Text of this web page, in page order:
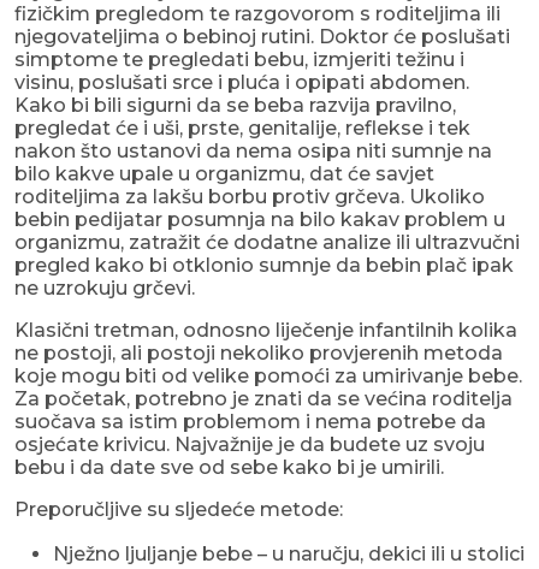
fizičkim pregledom te razgovorom s roditeljima ili
njegovateljima o bebinoj rutini. Doktor će poslušati
simptome te pregledati bebu, izmjeriti težinu i
visinu, poslušati srce i pluća i opipati abdomen.
Kako bi bili sigurni da se beba razvija pravilno,
pregledat će i uši, prste, genitalije, reflekse i tek
nakon što ustanovi da nema osipa niti sumnje na
bilo kakve upale u organizmu, dat će savjet
roditeljima za lakšu borbu protiv grčeva. Ukoliko
bebin pedijatar posumnja na bilo kakav problem u
organizmu, zatražit će dodatne analize ili ultrazvučni
pregled kako bi otklonio sumnje da bebin plač ipak
ne uzrokuju grčevi.
Klasični tretman, odnosno liječenje infantilnih kolika
ne postoji, ali postoji nekoliko provjerenih metoda
koje mogu biti od velike pomoći za umirivanje bebe.
Za početak, potrebno je znati da se većina roditelja
suočava sa istim problemom i nema potrebe da
osjećate krivicu. Najvažnije je da budete uz svoju
bebu i da date sve od sebe kako bi je umirili.
Preporučljive su sljedeće metode:
Nježno ljuljanje bebe – u naručju, dekici ili u stolici